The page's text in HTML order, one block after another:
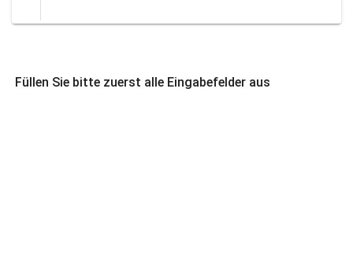
Füllen Sie bitte zuerst alle Eingabefelder aus